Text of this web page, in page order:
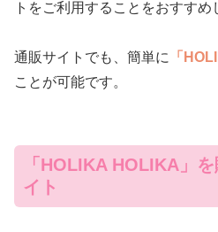
トをご利用することをおすすめ
通販サイトでも、簡単に 「
ことが可能です。
「HOLIKA HOLIKA」
イト